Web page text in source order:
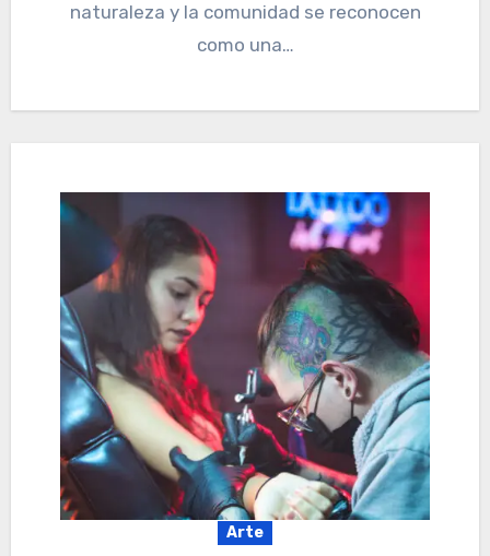
naturaleza y la comunidad se reconocen
como una…
Arte